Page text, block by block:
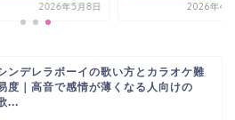
2026年5月8日 2026年4
ンデレラボーイの歌い方とカラオケ難
度｜高音で感情が薄くなる人向けの
...